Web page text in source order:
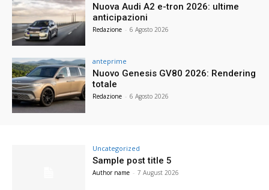
Nuova Audi A2 e-tron 2026: ultime
anticipazioni
Redazione - 6 Agosto 2026
anteprime
Nuovo Genesis GV80 2026: Rendering
totale
Redazione - 6 Agosto 2026
Uncategorized
Sample post title 5
Author name - 7 August 2026